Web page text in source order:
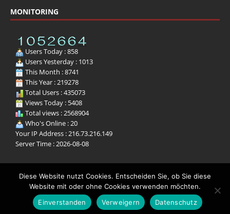
MONITORING
Users Today : 858
Users Yesterday : 1013
This Month : 8741
This Year : 219278
Total Users : 435073
Views Today : 5408
Total views : 2568904
Who's Online : 20
Your IP Address : 216.73.216.149
Server Time : 2026-08-08
Copyright © 2025 | Tamburello Lifestyle-Männermagazin
Lifestylemagazin für Männer
Diese Website nutzt Cookies. Entscheiden Sie, ob Sie diese
Website mit oder ohne Cookies verwenden möchten.
Einverstanden
Verweigern Datenschutz